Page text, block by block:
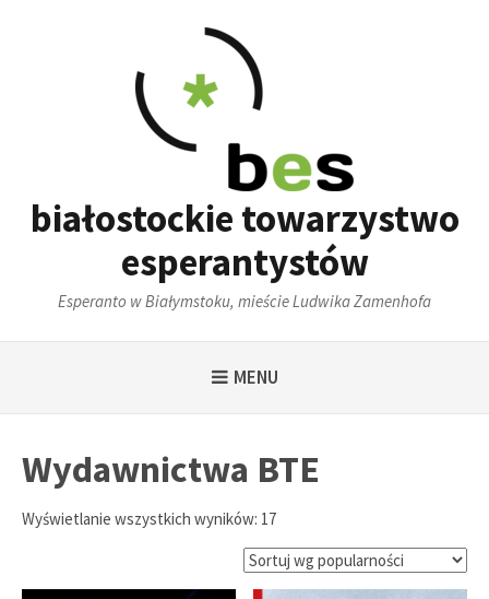
białostockie towarzystwo
esperantystów
Esperanto w Białymstoku, mieście Ludwika Zamenhofa
MENU
Wydawnictwa BTE
Wyświetlanie wszystkich wyników: 17Posortowane
popularności